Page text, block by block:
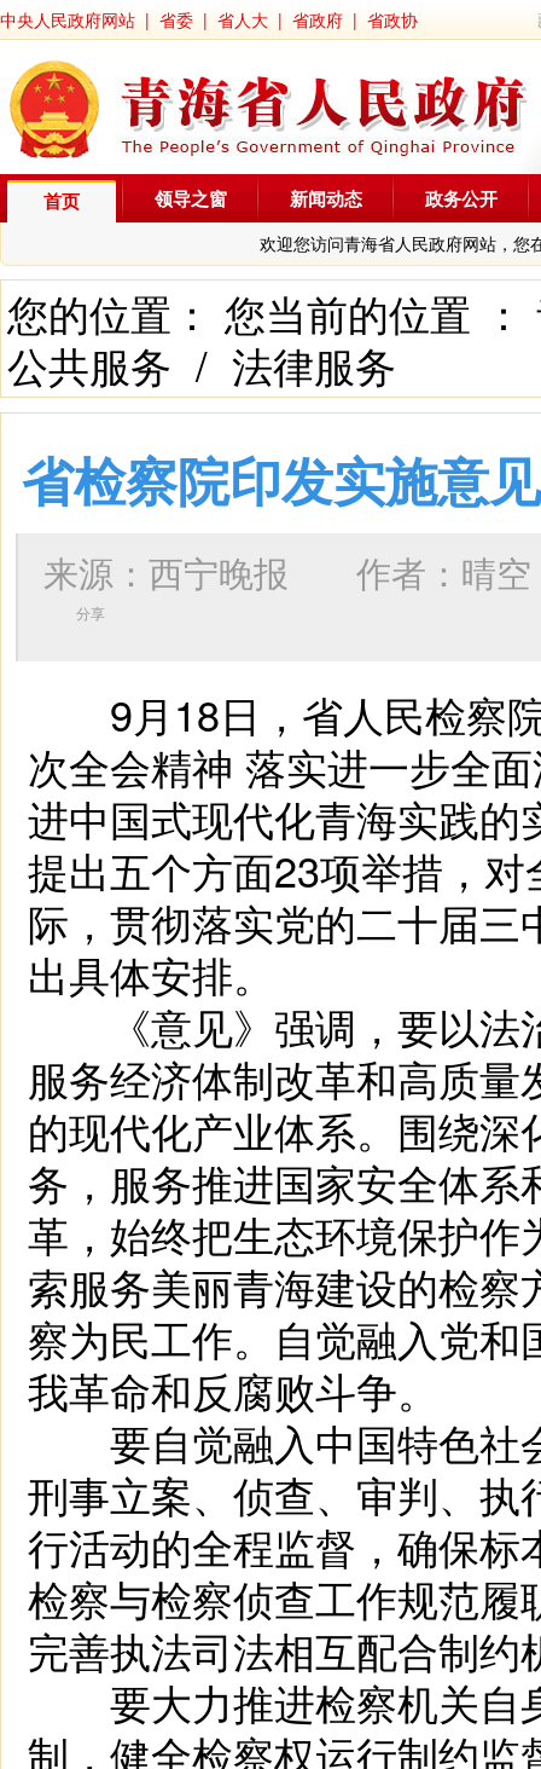
中央人民政府网站 | 省委 | 省人大 | 省政府 | 省政协
首页
欢迎您访问青海省人民政府网站，您
领导之窗 新闻动态 政务公开
您的位置： 您当前的位置 ：
公共服务 / 法律服务
省检察院印发实施意
来源：西宁晚报 作者： 晴空
分享
9月18日，省人民检察院
次全会精神 落实进一步全
进中国式现代化青海实践
提出五个方面23项举措，
际，贯彻落实党的二十届
出具体安排。
《意见》强调，要以法
服务经济体制改革和高质
的现代化产业体系。围绕深
务，服务推进国家安全体
革，始终把生态环境保护
索服务美丽青海建设的检
察为民工作。自觉融入党
我革命和反腐败斗争。
要自觉融入中国特色社
刑事立案、侦查、审判、
行活动的全程监督，确保
检察与检察侦查工作规范
完善执法司法相互配合制
要大力推进检察机关自
制，健全检察权运行制约